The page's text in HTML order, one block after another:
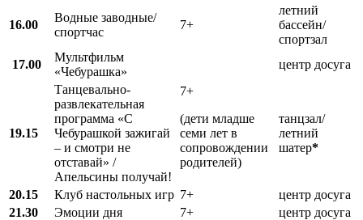
16.00
Водные заводные/
спортчас
7+
летний
бассейн/
спортзал
17.00
Мультфильм
«Чебурашка»
центр досуга
19.15
Танцевально-
развлекательная
программа «С
Чебурашкой зажигай
– и смотри не
отставай» /
Апельсины получай!
7+
(дети младше
семи лет в
сопровождении
родителей)
танцзал/
летний
шатер*
20.15 Клуб настольных игр 7+
центр досуга
21.30
Эмоции дня 7+ центр досуга